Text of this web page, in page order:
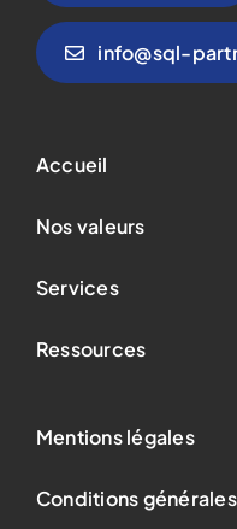
info@sql-
Accueil
Nos valeurs
Services
Ressources
Mentions légales
Conditions générales